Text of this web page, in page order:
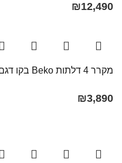
₪12,490
מקרר ‏4 דלתות Beko בקו ‏דגם GNE0432BG זכוכית שחורה
₪3,890